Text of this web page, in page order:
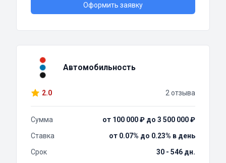
Оформить заявку
Автомобильность
2.0 2 отзыва
Сумма
от 100 000 ₽ до 3 500 000 ₽
Ставка
от 0.07% до 0.23% в день
Срок
30 - 546 дн.